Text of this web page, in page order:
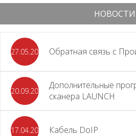
НОВОСТИ
27.05.2026 Обратная связь с
20.09.2025
Дополнительные
сканера LAUNCH
17.04.2024 Кабель DoIP